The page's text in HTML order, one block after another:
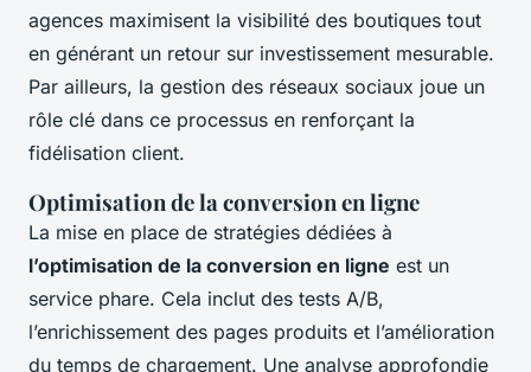
agences maximisent la visibilité des boutiques tout
en générant un retour sur investissement mesurable.
Par ailleurs, la gestion des réseaux sociaux joue un
rôle clé dans ce processus en renforçant la
fidélisation client.
Optimisation de la conversion en ligne
La mise en place de stratégies dédiées à
l’optimisation de la conversion en ligne est un
service phare. Cela inclut des tests A/B,
l’enrichissement des pages produits et l’amélioration
du temps de chargement. Une analyse approfondie